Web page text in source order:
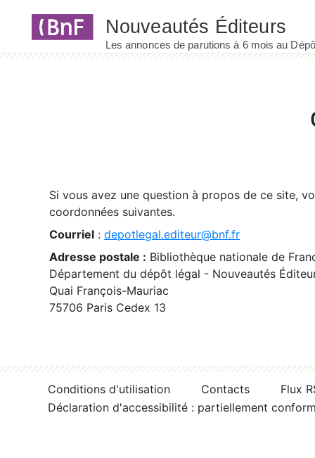
Si vous avez une question à propos de ce site,
coordonnées suivantes.
Courriel : depotlegal.editeur@bnf.fr
Adresse postale : Bibliothèque nationale de
Département du dépôt légal - Nouveautés
Quai François-Mauriac
75706 Paris Cedex 13
Conditions d'utilisation Contacts
Flux
Déclaration d'accessibilité : partiellement